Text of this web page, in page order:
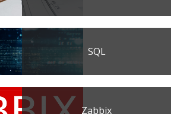
SQL
Zabbix